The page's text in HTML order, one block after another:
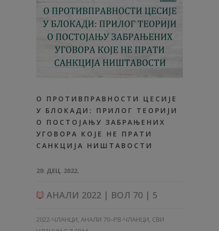
О ПРОТИВПРАВНОСТИ ЦЕСИЈЕ
У БЛОКАДИ: ПРИЛОГ ТЕОРИЈИ
О ПОСТОЈАЊУ ЗАБРАЊЕНИХ
УГОВОРА КОЈЕ НЕ ПРАТИ
САНКЦИЈА НИШТАВОСТИ
29. ДЕЦ. 2022.
АНАЛИ 2022 | ВОЛ 70 | 5
2022-ЧЛАНЦИ, АНАЛИ 70–PB-ЧЛАНЦИ, СВИ